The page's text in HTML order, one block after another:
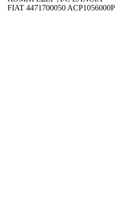
FIAT 4471700050 ACP1056000P